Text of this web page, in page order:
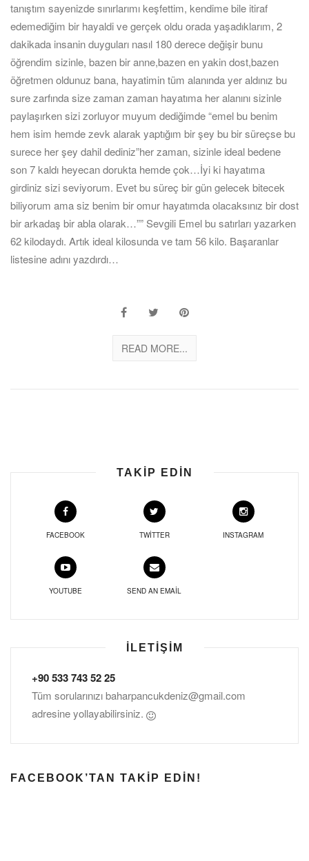
tanıştım sayenizde sınırlarımı keşfettim, kendime bile itiraf
edemediğim bir hayaldi ve gerçek oldu orada yaşadıklarım, 2
dakikada insanin duyguları nasıl 180 derece değişir bunu
öğrendim sizinle, bazen bir anne,bazen en yakin dost,bazen
öğretmen oldunuz bana, hayatimin tüm alanında yer aldınız bu
sure zarfında size zaman zaman hayatıma her alanını sizinle
paylaşırken sizi zorluyor muyum dediğimde “emel bu benim
hem isim hemde zevk alarak yaptığım bir şey bu bir süreçse bu
surece her şey dahil dediniz”her zaman, sizinle ideal bedene
son 7 kaldı heyecan dorukta hemde çok…İyi ki hayatıma
girdiniz sizi seviyorum. Evet bu süreç bir gün gelecek bitecek
biliyorum ama siz benim bir omur hayatımda olacaksınız bir dost
bir arkadaş bir abla olarak…”” Sevgili Emel bu satırları yazarken
62 kilodaydı. Artık ideal kilosunda ve tam 56 kilo. Başaranlar
listesine adını yazdırdı…
READ MORE...
TAKIP EDIN
FACEBOOK TWITTER INSTAGRAM
YOUTUBE SEND AN EMAIL
İLETIŞIM
+90 533 743 52 25
Tüm sorularınızıbaharpancukdeniz@gmail.com
adresine yollayabilirsiniz.
FACEBOOK’TAN TAKIP EDIN!